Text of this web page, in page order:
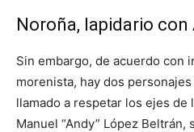
Noroña, lapidario con
Sin embargo, de acuerdo con
morenista, hay dos
llamado a respetar los ejes de
Manuel “Andy” López